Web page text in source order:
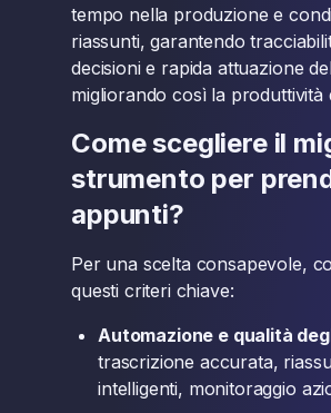
tempo nella produzione e
riassunti, garantendo
decisioni e rapida attuazione
migliorando così la produttività
Come scegliere il
strumento per
appunti?
Per una scelta consapevole,
questi criteri chiave:
Automazione e qualità
trascrizione accurata,
intelligenti, monitoraggio